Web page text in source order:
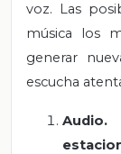
voz. Las
música los
generar
escucha